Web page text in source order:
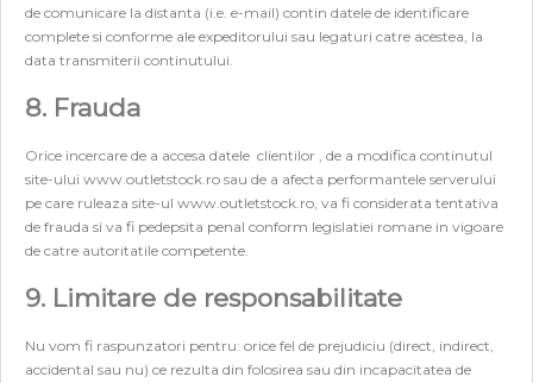
de comunicare la distanta (i.e. e-mail) contin datele de identificare
complete si conforme ale expeditorului sau legaturi catre acestea, la
data transmiterii continutului.
8. Frauda
Orice incercare de a accesa datele clientilor , de a modifica continutul
site-ului www.outletstock.ro sau de a afecta performantele serverului
pe care ruleaza site-ul www.outletstock.ro, va fi considerata tentativa
de frauda si va fi pedepsita penal conform legislatiei romane in vigoare
de catre autoritatile competente.
9. Limitare de responsabilitate
Nu vom fi raspunzatori pentru: orice fel de prejudiciu (direct, indirect,
accidental sau nu) ce rezulta din folosirea sau din incapacitatea de